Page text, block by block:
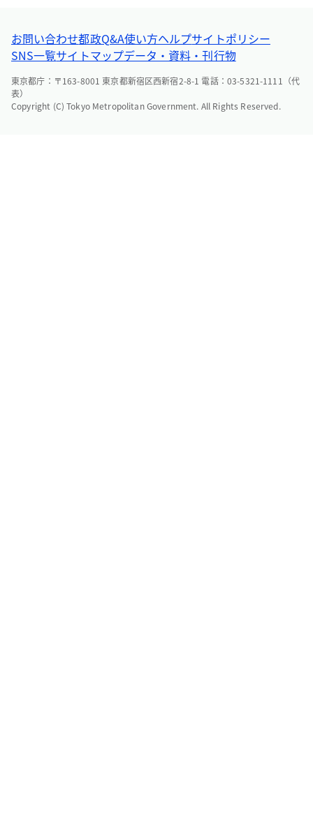
お問い合わせ都政Q&A使い方ヘルプサイトポリシー
SNS一覧サイトマップデータ・資料・刊行物
東京都庁：〒163-8001 東京都新宿区西新宿2-8-1 電話：03-5321-1111（代
表）
Copyright (C) Tokyo Metropolitan Government. All Rights Reserved.